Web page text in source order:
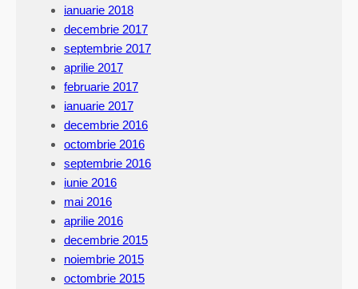
ianuarie 2018
decembrie 2017
septembrie 2017
aprilie 2017
februarie 2017
ianuarie 2017
decembrie 2016
octombrie 2016
septembrie 2016
iunie 2016
mai 2016
aprilie 2016
decembrie 2015
noiembrie 2015
octombrie 2015